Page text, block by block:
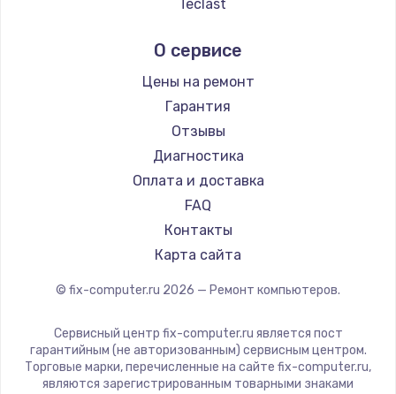
Teclast
Beelink
CHUWI
О сервисе
Цены на ремонт
Гарантия
Отзывы
Диагностика
Оплата и доставка
FAQ
Контакты
Карта сайта
© fix-computer.ru 2026 — Ремонт компьютеров.
Сервисный центр fix-computer.ru является пост
гарантийным (не авторизованным) сервисным центром.
Торговые марки, перечисленные на сайте fix-computer.ru,
являются зарегистрированным товарными знаками